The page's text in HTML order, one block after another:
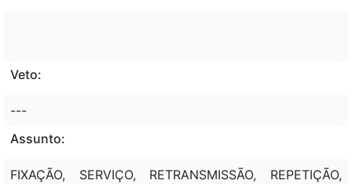
Veto:
---
Assunto:
FIXAÇÃO, SERVIÇO, RETRANSMISSÃO, REPETIÇÃO,